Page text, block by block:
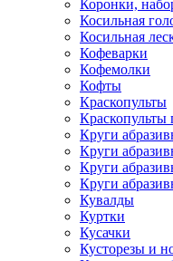
Коронки,
Косильная
Косильная
Кофеварки
Кофемолки
Кофты
Краскопульты
Краскопульты
Круги
Круги
Круги
Круги
Кувалды
Куртки
Кусачки
Кусторезы и